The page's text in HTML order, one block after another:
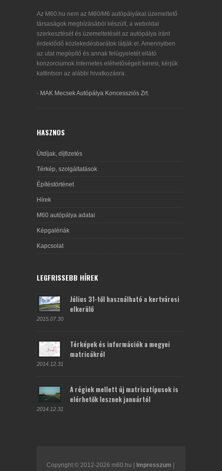
Az M60.hu nem az M60/M6 autópályákat üzemeltető
társaságok megbízásából készült, a weboldal
szerkesztését és üzemeltetését az autópálya iránt
érdeklődő közlekedésbarátok látják el. Amennyiben
az utat megépítő és annak felügyeletét ellátó
konzorciumok internetes eléhetőségeit keresi, kérjük
kattintson az alábbi hivatkozásra:
- MAK Mecsek Autópálya Koncessziós Zrt.
HASZNOS
Útdíjak, díjfizetés
Térkép, szolgáltatások
Építéstörténet
Hírek
M60 autópálya adatai
Képgalériák
Kapcsolat
LEGFRISSEBB HÍREK
Július 31-től használható a kertvárosi
elkerülő
2015.07.30
Térképek és információk a megyei
matricákról
2014.12.31
A régiek mellett új matricatípusok is
elérhetők lesznek januártól
2014.12.31
Copyright © 2012-2026 m60.hu | Impresszum